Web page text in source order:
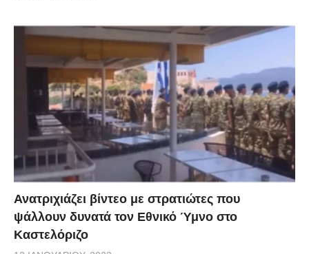
Ανατριχιάζει βίντεο με στρατιώτες που
ψάλλουν δυνατά τον Εθνικό Ύμνο στο
Καστελόριζο